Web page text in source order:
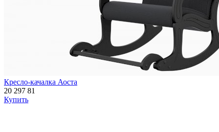
Кресло-качалка Аоста
20 297 81
Купить